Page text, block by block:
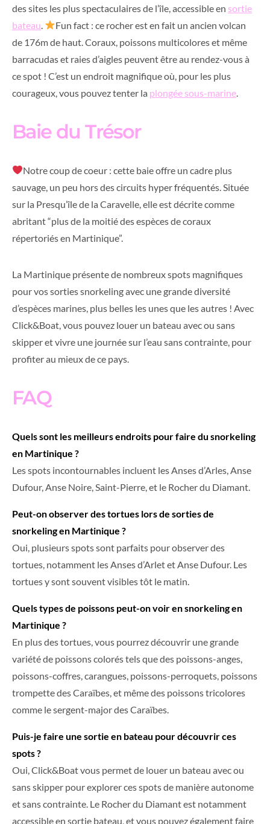
des sites les plus spectaculaires de l’île, accessible en sortie
bateau
Fun fact : ce rocher est en fait un ancien volcan
de 176m de haut. Coraux, poissons multicolores et même
barracudas et raies d’aigles peuvent être au rendez-vous à
ce spot ! C’est un endroit magnifique où, pour les plus
courageux, vous pouvez tenter la plongée sous-marine
Baie du Trésor
Notre coup de coeur : cette baie offre un cadre plus
sauvage, un peu hors des circuits hyper fréquentés. Située
sur la Presqu’île de la Caravelle, elle est décrite comme
abritant “plus de la moitié des espèces de coraux
répertoriés en Martinique”.
La Martinique présente de nombreux spots magnifiques
pour vos sorties snorkeling avec une grande diversité
d’espèces marines, plus belles les unes que les autres ! Avec
Click&Boat, vous pouvez louer un bateau avec ou sans
skipper et vivre une journée sur l’eau sans contrainte, pour
profiter au mieux de ce pays.
FAQ
Quels sont les meilleurs endroits pour faire du snorkeling
en Martinique ?
Les spots incontournables incluent les Anses d’Arles, Anse
Dufour, Anse Noire, Saint-Pierre, et le Rocher du Diamant.
Peut-on observer des tortues lors de sorties de
snorkeling en Martinique ?
Oui, plusieurs spots sont parfaits pour observer des
tortues, notamment les Anses d’Arlet et Anse Dufour. Les
tortues y sont souvent visibles tôt le matin.
Quels types de poissons peut-on voir en snorkeling en
Martinique ?
En plus des tortues, vous pourrez découvrir une grande
variété de poissons colorés tels que des poissons-anges,
poissons-coffres, carangues, poissons-perroquets, poissons
trompette des Caraïbes, et même des poissons tricolores
comme le sergent-major des Caraïbes.
Puis-je faire une sortie en bateau pour découvrir ces
spots ?
Oui, Click&Boat vous permet de louer un bateau avec ou
sans skipper pour explorer ces spots de manière autonome
et sans contrainte. Le Rocher du Diamant est notamment
accessible en sortie bateau, et vous pouvez également faire